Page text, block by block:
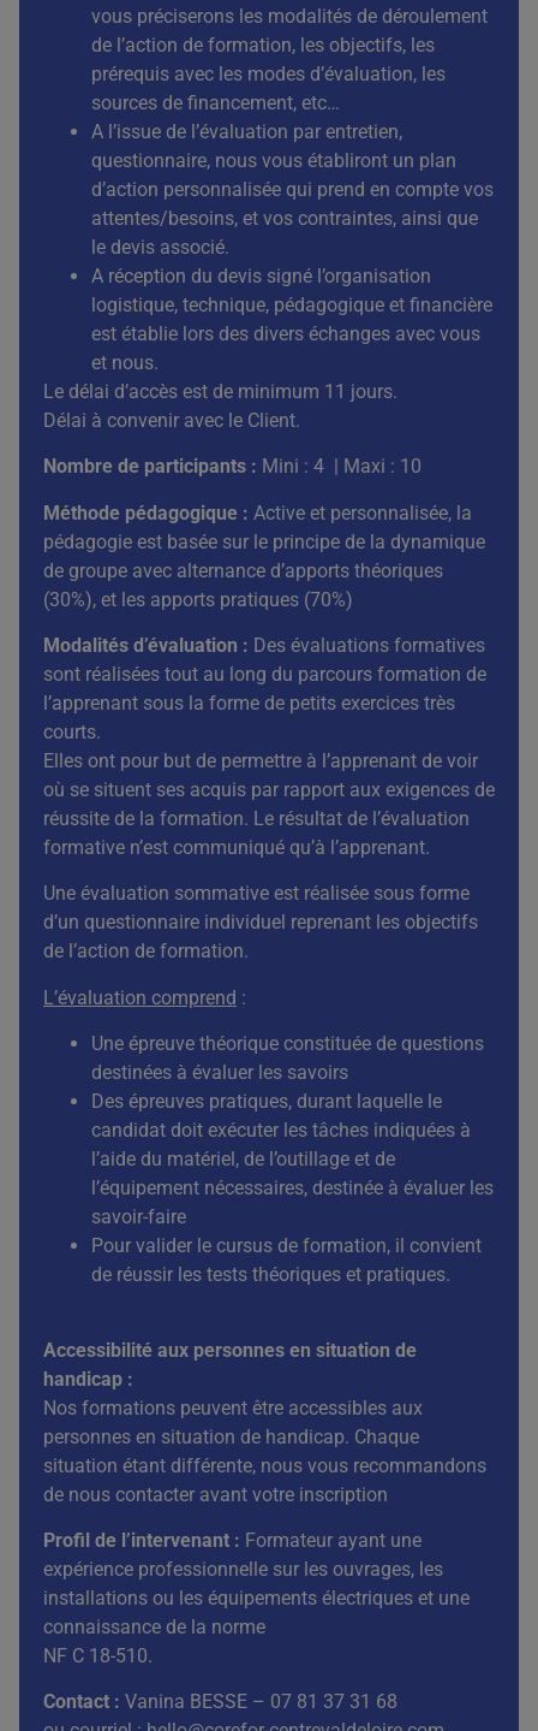
vous préciserons les modalités de déroulement
de l’action de formation, les objectifs, les
prérequis avec les modes d’évaluation, les
sources de financement, etc…
A l’issue de l’évaluation par entretien,
questionnaire, nous vous établiront un plan
d’action personnalisée qui prend en compte vos
attentes/besoins, et vos contraintes, ainsi que
le devis associé.
A réception du devis signé l’organisation
logistique, technique, pédagogique et financière
est établie lors des divers échanges avec vous
et nous.
Le délai d’accès est de minimum 11 jours.
Délai à convenir avec le Client.
Nombre de participants : Mini : 4 | Maxi : 10
Méthode pédagogique : Active et personnalisée, la
pédagogie est basée sur le principe de la dynamique
de groupe avec alternance d’apports théoriques
(30%), et les apports pratiques (70%)
Modalités d’évaluation : Des évaluations formatives
sont réalisées tout au long du parcours formation de
l’apprenant sous la forme de petits exercices très
courts.
Elles ont pour but de permettre à l’apprenant de voir
où se situent ses acquis par rapport aux exigences de
réussite de la formation. Le résultat de l’évaluation
formative n’est communiqué qu’à l’apprenant.
Une évaluation sommative est réalisée sous forme
d’un questionnaire individuel reprenant les objectifs
de l’action de formation.
L’évaluation comprend :
Une épreuve théorique constituée de questions
destinées à évaluer les savoirs
Des épreuves pratiques, durant laquelle le
candidat doit exécuter les tâches indiquées à
l’aide du matériel, de l’outillage et de
l’équipement nécessaires, destinée à évaluer les
savoir-faire
Pour valider le cursus de formation, il convient
de réussir les tests théoriques et pratiques.
Accessibilité aux personnes en situation de
handicap :
Nos formations peuvent être accessibles aux
personnes en situation de handicap. Chaque
situation étant différente, nous vous recommandons
de nous contacter avant votre inscription
Profil de l’intervenant : Formateur ayant une
expérience professionnelle sur les ouvrages, les
installations ou les équipements électriques et une
connaissance de la norme
NF C 18-510.
Contact : Vanina BESSE – 07 81 37 31 68